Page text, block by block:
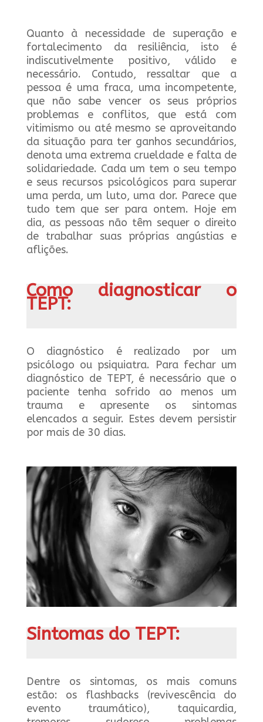
Quanto à necessidade de superação e
fortalecimento da resiliência, isto é
indiscutivelmente positivo, válido e
necessário. Contudo, ressaltar que a
pessoa é uma fraca, uma incompetente,
que não sabe vencer os seus próprios
problemas e conflitos, que está com
vitimismo ou até mesmo se aproveitando
da situação para ter ganhos secundários,
denota uma extrema crueldade e falta de
solidariedade. Cada um tem o seu tempo
e seus recursos psicológicos para superar
uma perda, um luto, uma dor. Parece que
tudo tem que ser para ontem. Hoje em
dia, as pessoas não têm sequer o direito
de trabalhar suas próprias angústias e
aflições.
Como diagnosticar o
TEPT:
O diagnóstico é realizado por um
psicólogo ou psiquiatra. Para fechar um
diagnóstico de TEPT, é necessário que o
paciente tenha sofrido ao menos um
trauma e apresente os sintomas
elencados a seguir. Estes devem persistir
por mais de 30 dias.
Sintomas do TEPT:
Dentre os sintomas, os mais comuns
estão: os flashbacks (revivescência do
evento traumático), taquicardia,